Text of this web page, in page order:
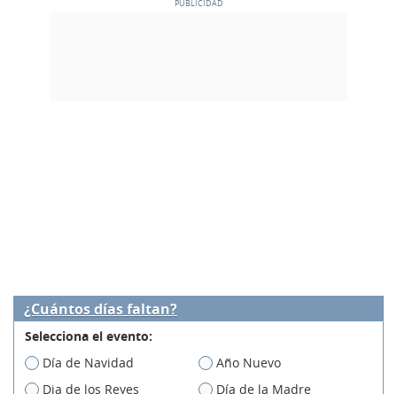
¿Cuántos días faltan?
Selecciona el evento:
Día de Navidad
Año Nuevo
Dia de los Reyes
Día de la Madre